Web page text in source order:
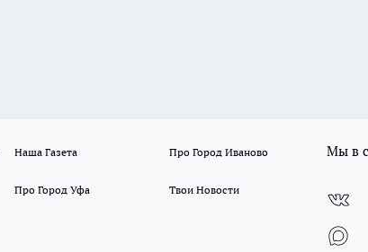
Наша Газета Про Город Иваново
Про Город Уфа Твои Новости
Мы в